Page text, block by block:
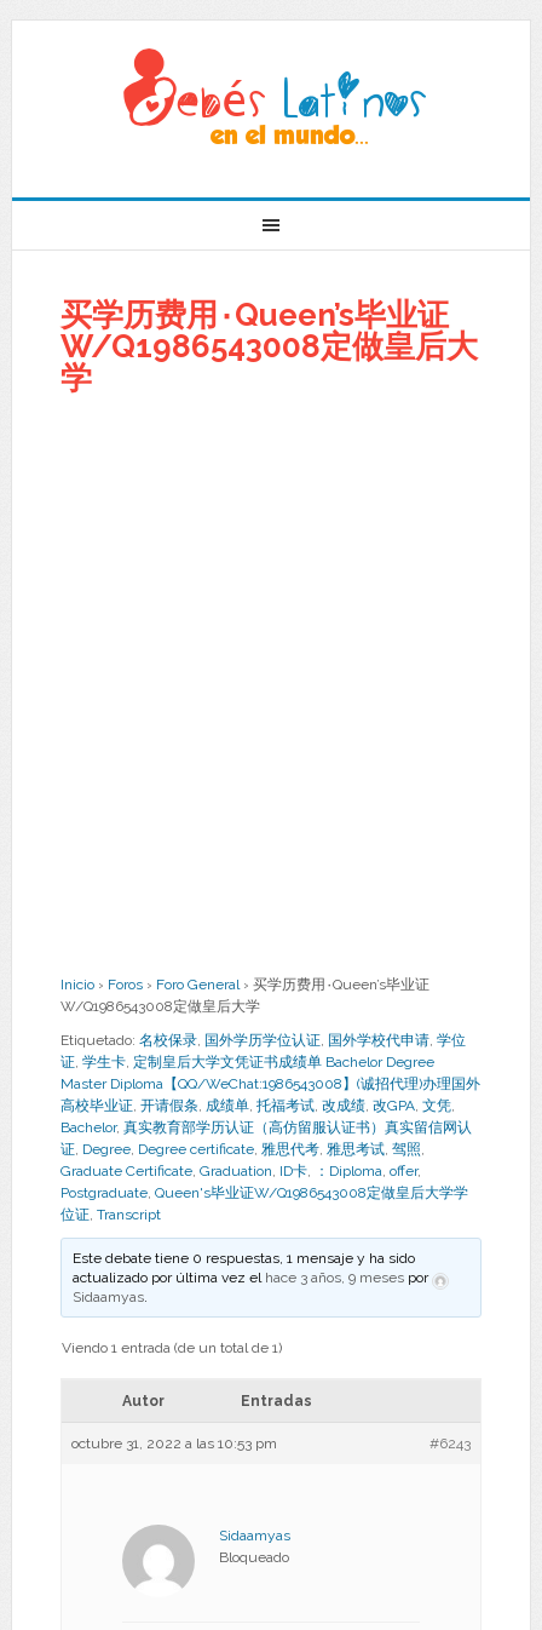
买学历费用۰Queen’s毕业证
W/Q1986543008定做皇后大
学
Inicio › Foros › Foro General › 买学历费用۰Queen’s毕业证
W/Q1986543008定做皇后大学
Etiquetado: 名校保录, 国外学历学位认证, 国外学校代申请, 学位
证, 学生卡, 定制皇后大学文凭证书成绩单 Bachelor Degree
Master Diploma【QQ/WeChat:1986543008】(诚招代理)办理国外
高校毕业证, 开请假条, 成绩单, 托福考试, 改成绩, 改GPA, 文凭,
Bachelor, 真实教育部学历认证（高仿留服认证书）真实留信网认
证, Degree, Degree certificate, 雅思代考, 雅思考试, 驾照,
Graduate Certificate, Graduation, ID卡, ：Diploma, offer,
Postgraduate, Queen's毕业证W/Q1986543008定做皇后大学学
位证, Transcript
Este debate tiene 0 respuestas, 1 mensaje y ha sido
actualizado por última vez el hace 3 años, 9 meses por
Sidaamyas.
Viendo 1 entrada (de un total de 1)
Autor Entradas
octubre 31, 2022 a las 10:53 pm #6243
Sidaamyas
Bloqueado